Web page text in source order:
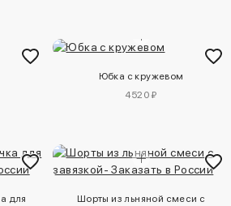
Юбка с кружевом
4520 ₽
для
Шорты из льняной смеси с